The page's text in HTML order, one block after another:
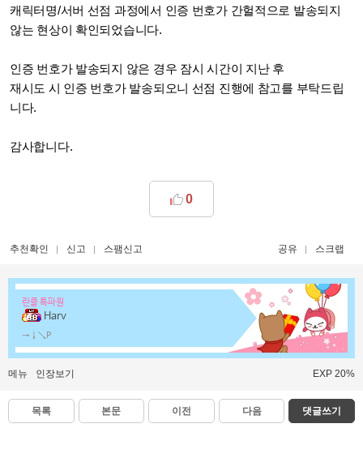
캐릭터명/서버 선점 과정에서 인증 번호가 간헐적으로 발송되지
않는 현상이 확인되었습니다.
인증 번호가 발송되지 않은 경우 잠시 시간이 지난 후
재시도 시 인증 번호가 발송되오니 선점 진행에 참고를 부탁드립
니다.
감사합니다.
0
추천확인 신고 스팸신고 공유 스크랩
린클 특파원
Harv
→↓↘P
메뉴 인장보기 EXP 20%
목록 본문 이전 다음 댓글쓰기